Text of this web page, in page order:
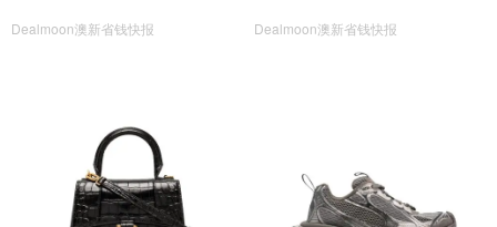
Dealmoon澳新省钱快报 Dealmoon澳新省钱快报